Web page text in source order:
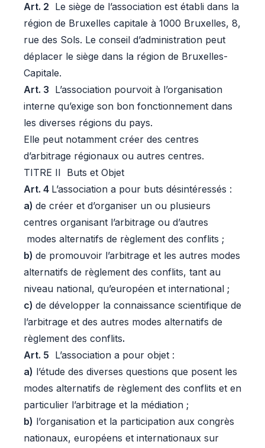
Art. 2 Le siège de l’association est établi dans la
région de Bruxelles capitale à 1000 Bruxelles, 8,
rue des Sols. Le conseil d’administration peut
déplacer le siège dans la région de Bruxelles-
Capitale.
Art. 3 L’association pourvoit à l’organisation
interne qu’exige son bon fonctionnement dans
les diverses régions du pays.
Elle peut notamment créer des centres
d’arbitrage régionaux ou autres centres.
TITRE II Buts et Objet
Art. 4 L’association a pour buts désintéressés :
a) de créer et d’organiser un ou plusieurs
centres organisant l’arbitrage ou d’autres
modes alternatifs de règlement des conflits ;
b) de promouvoir l’arbitrage et les autres modes
alternatifs de règlement des conflits, tant au
niveau national, qu’européen et international ;
c) de développer la connaissance scientifique de
l’arbitrage et des autres modes alternatifs de
règlement des conflits.
Art. 5 L’association a pour objet :
a) l’étude des diverses questions que posent les
modes alternatifs de règlement des conflits et en
particulier l’arbitrage et la médiation ;
b) l’organisation et la participation aux congrès
nationaux, européens et internationaux sur